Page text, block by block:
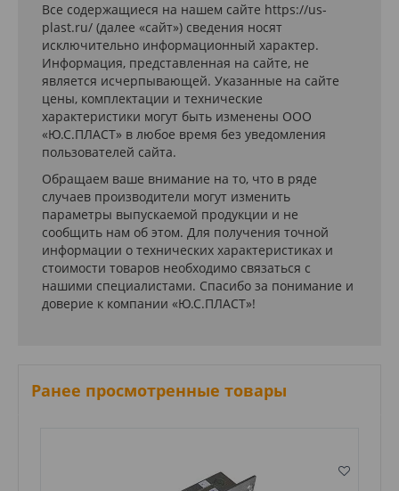
Все содержащиеся на нашем сайте https://us-
plast.ru/ (далее «сайт») сведения носят
исключительно информационный характер.
Информация, представленная на сайте, не
является исчерпывающей. Указанные на сайте
цены, комплектации и технические
характеристики могут быть изменены ООО
«Ю.С.ПЛАСТ» в любое время без уведомления
пользователей сайта.
Обращаем ваше внимание на то, что в ряде
случаев производители могут изменить
параметры выпускаемой продукции и не
сообщить нам об этом. Для получения точной
информации о технических характеристиках и
стоимости товаров необходимо связаться с
нашими специалистами. Спасибо за понимание и
доверие к компании «Ю.С.ПЛАСТ»!
Ранее просмотренные товары